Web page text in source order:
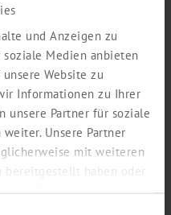
und Anzeigen zu
Medien anbieten
Website zu
Informationen zu Ihrer
unsere Partner für soziale
Unsere Partner
mit weiteren
bereitgestellt haben oder
der Dienste gesammelt
Ergänzung zu den
Sensitive bei höheren
haben einen AQL-
Normen und Richtlinien